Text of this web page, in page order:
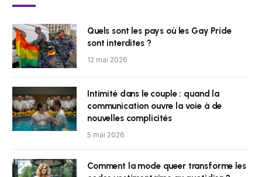
Quels sont les pays où les Gay Pride
sont interdites ?
12 mai 2026
Intimité dans le couple : quand la
communication ouvre la voie à de
nouvelles complicités
5 mai 2026
Comment la mode queer transforme les